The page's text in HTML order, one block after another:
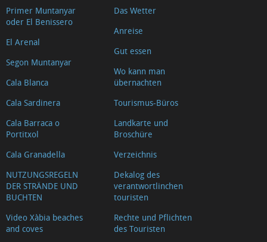
Primer Muntanyar
oder El Benissero
El Arenal
Segon Muntanyar
Cala Blanca
Cala Sardinera
Cala Barraca o
Portitxol
Cala Granadella
NUTZUNGSREGELN
DER STRÄNDE UND
BUCHTEN
Video Xàbia beaches
and coves
Das Wetter
Anreise
Gut essen
Wo kann man
übernachten
Tourismus-Büros
Landkarte und
Broschüre
Verzeichnis
Dekalog des
verantwortlinchen
touristen
Rechte und Pflichten
des Touristen